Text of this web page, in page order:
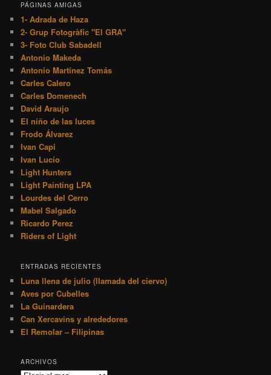
PÁGINAS AMIGAS
1- Adrada de Haza
2- Grup Fotogràfic "El GRA"
3- Foto Club Sabadell
Antonio Makeda
Antonio Martínez Tomás
Carles Calero
Carles Domenech
David Araujo
El niño de las luces
Frodo Álvarez
Ivan Capi
Ivan Lucío
Light Hunters
Light Painting LPA
Lourdes del Cerro
Mabel Salgado
Ricardo Perez
Riders of Light
ENTRADAS RECIENTES
Luna llena de julio (llamada del ciervo)
Aves por Cubelles
La Guinardera
Can Xercavins y alrededores
El Remolar – Filipinas
ARCHIVOS